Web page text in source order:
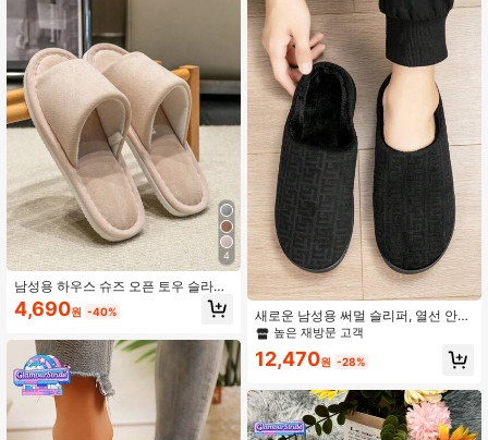
4
남성용 하우스 슈즈 오픈 토우 슬라이
드 슬리퍼 실내 침실 슬리퍼 편안한 슬
라이드 부드러운 플랫 무음 홈 슬리퍼
홈 침실 신발 사계절용
4,690원 -40%
새로운 남성용 써멀 슬리퍼, 열선 안감
의 따뜻하고 두꺼운 바닥, 가을/겨울
높은 재방문 고객
12,470원 -28%